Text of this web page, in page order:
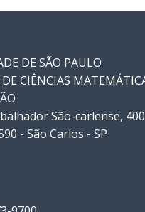
DE SÃO PAULO
CIÊNCIAS
São-carlense,
- São Carlos - SP